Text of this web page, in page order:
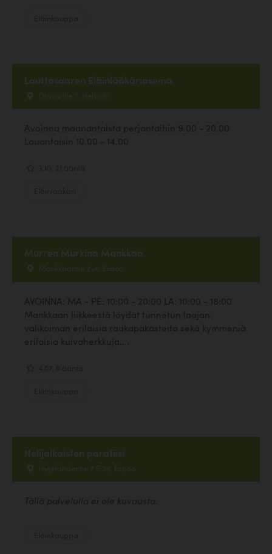
Lauttasaaren Eläinlääkäriasema
Otavantie 7, Helsinki
Avoinna maanantaista perjantaihin 9.00 - 20.00
Lauantaisin 10.00 - 14.00
Murren Murkina Mankkaa
Mankkaantie 2-4, Espoo
AVOINNA: MA - PE: 10:00 - 20:00 LA: 10:00 - 18:00
Mankkaan liikkeestä löydät tunnetun laajan
valikoiman erilaisia raakapakasteita sekä kymmeniä
erilaisia kuivaherkkuja....
Nelijalkaisten paratiisi
Hyljelahdentie 7 E 24, Espoo
Tällä palvelulla ei ole kuvausta.